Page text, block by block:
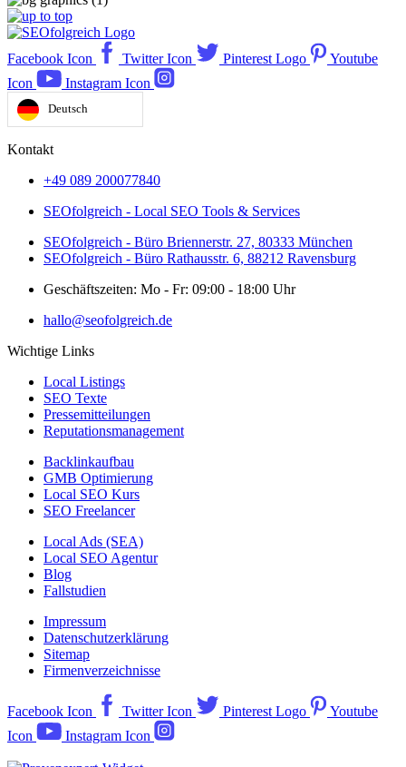
Facebook Icon Twitter Icon Pinterest Logo
Youtube
Icon
Instagram Icon
Deutsch
Kontakt
+49 089 200077840
SEOfolgreich - Local SEO Tools & Services
SEOfolgreich - Büro Briennerstr. 27, 80333 München
SEOfolgreich - Büro Rathausstr. 6, 88212 Ravensburg
Geschäftszeiten: Mo - Fr: 09:00 - 18:00 Uhr
hallo@seofolgreich.de
Wichtige Links
Local Listings
SEO Texte
Pressemitteilungen
Reputationsmanagement
Backlinkaufbau
GMB Optimierung
Local SEO Kurs
SEO Freelancer
Local Ads (SEA)
Local SEO Agentur
Blog
Fallstudien
Impressum
Datenschutzerklärung
Sitemap
Firmenverzeichnisse
Facebook Icon Twitter Icon Pinterest Logo
Youtube
Icon
Instagram Icon